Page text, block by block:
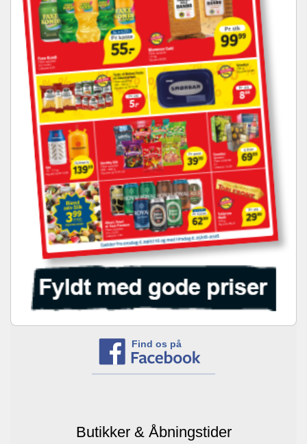
Find os på
Butikker & Åbningstider